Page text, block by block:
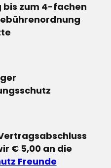
bis zum 4-fachen
€ 5,00 an die
Freunde